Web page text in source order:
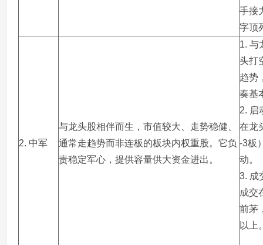
手接
字顶
2. 中军
与龙头股相伴而生，市值较大、走势稳健、
通常走趋势而非连板的板块内权重股。它负
责稳定军心，提供容量供大资金进出。
1. 与
头打
趋势
奏基
2. 启
在龙
-3板
动。
3. 成
成交
前茅
以上